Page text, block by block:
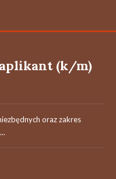
(k/m)
oraz zakres